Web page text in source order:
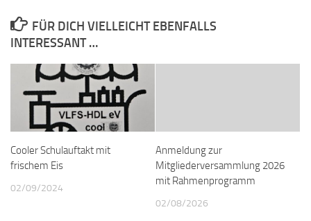
FÜR DICH VIELLEICHT EBENFALLS
INTERESSANT …
Cooler Schulauftakt mit
frischem Eis
02/09/2024
Anmeldung zur
Mitgliederversammlung 2026
mit Rahmenprogramm
02/08/2026